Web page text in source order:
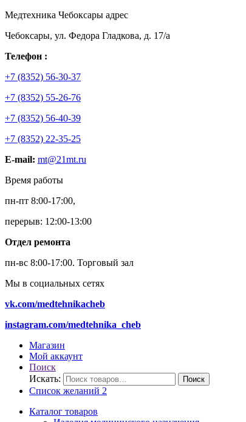
Медтехника Чебоксары адрес
Чебоксары, ул. Федора Гладкова, д. 17/а
Телефон :
+7 (8352) 56-30-37
+7 (8352) 55-26-76
+7 (8352) 56-40-39
+7 (8352) 22-35-25
E-mail: mt@21mt.ru
Время работы
пн-пт 8:00-17:00,
перерыв: 12:00-13:00
Отдел ремонта
пн-вс 8:00-17:00. Торговый зал
Мы в социальных сетях
vk.com/medtehnikacheb
instagram.com/medtehnika_cheb
Магазин
Мой аккаунт
Поиск
Искать:
Поиск
Список желаний 2
Каталог товаров